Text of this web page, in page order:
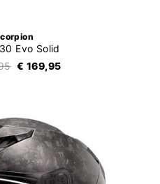
Evo Solid
€ 169,95